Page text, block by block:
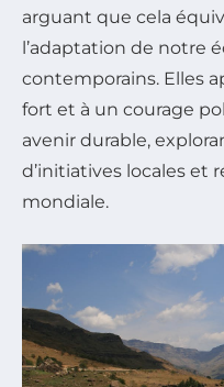
arguant que cela
l’adaptation de notre
contemporains. Elles
fort et à un courage
avenir durable,
d’initiatives locales et
mondiale.